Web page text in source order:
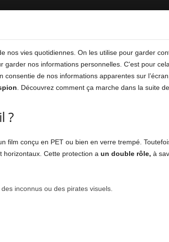
nos vies quotidiennes. On les utilise pour garder
nos informations personnelles. C'est pour
de nos informations apparentes sur l’écran.
. Découvrez comment ça marche dans la suite
?
film conçu en PET ou bien en verre trempé.
horizontaux. Cette protection a un double rôle, à
inconnus ou des pirates visuels.